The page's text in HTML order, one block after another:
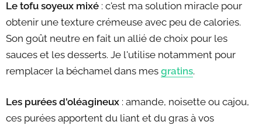
Le tofu soyeux mixé : c'est ma solution miracle pour
obtenir une texture crémeuse avec peu de calories.
Son goût neutre en fait un allié de choix pour les
sauces et les desserts. Je l'utilise notamment pour
remplacer la béchamel dans mes gratins.
Les purées d'oléagineux : amande, noisette ou cajou,
ces purées apportent du liant et du gras à vos